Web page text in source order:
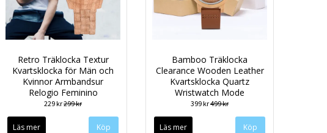
Retro Träklocka Textur
Kvartsklocka för Män och
Kvinnor Armbandsur
Relogio Feminino
229 kr299 kr
Läs mer Köp
Bamboo Träklocka
Clearance Wooden Leather
Kvartsklocka Quartz
Wristwatch Mode
399 kr499 kr
Läs mer Köp